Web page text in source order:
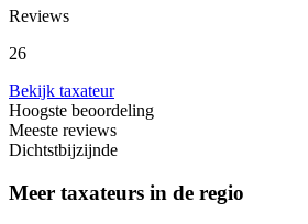
Reviews
26
Bekijk taxateur
Hoogste beoordeling
Meeste reviews
Dichtstbijzijnde
Meer taxateurs in de regio